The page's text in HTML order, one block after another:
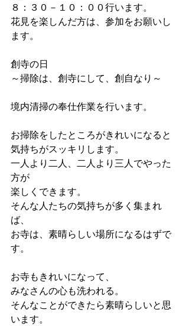
８：３０－１０：００行います。
花見を楽しんだ方は、参加をお願いし
ます。
創寺の日
～掃除は、創寺にして、創自なり～
境内清掃の奉仕作業を行います。
お掃除をしたところがきれいになると
気持ちがスッキリします。
一人より二人、二人より三人でやった
方が
楽しくできます。
そんな人たちの気持ちが多く集まれ
ば、
​お寺は、素晴らしい場所になるはずで
す。
お寺もきれいになって、
みなさんの心も洗われる。
そんなことができたら素晴らしいと思
います。